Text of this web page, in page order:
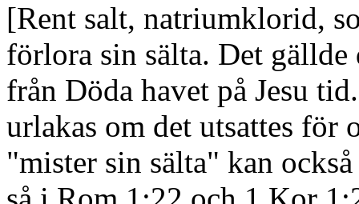
[Rent salt, natriumklorid,
förlora sin sälta. Det
från Döda havet på Jesu
urlakas om det utsattes
"mister sin sälta" kan